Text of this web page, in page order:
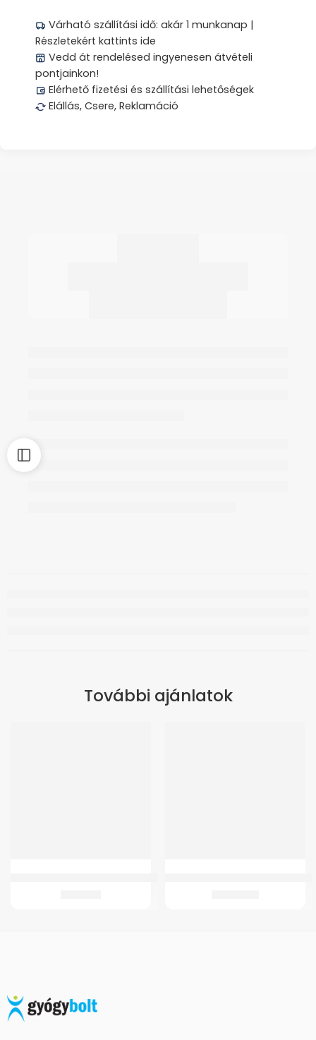
Várható szállítási idő: akár 1 munkanap |
Részletekért kattints ide
Vedd át rendelésed ingyenesen átvételi
pontjainkon!
Elérhető fizetési és szállítási lehetőségek
Elállás, Csere, Reklamáció
További ajánlatok